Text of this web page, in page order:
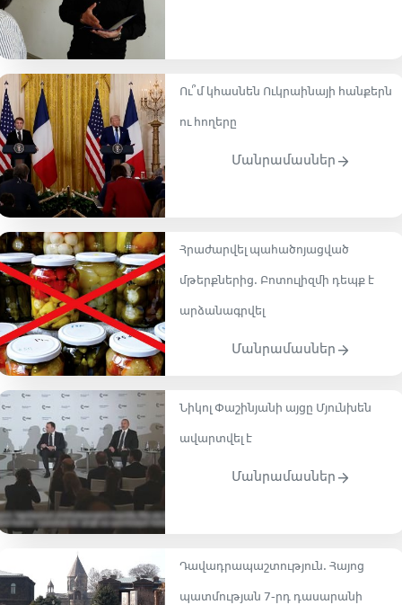
Ու՞մ կհասնեն Ուկրաինայի հանքերն
ու հողերը
Մանրամասներ
Հրաժարվել պահածոյացված
մթերքներից․ Բոտուլիզմի դեպք է
արձանագրվել
Մանրամասներ
Նիկոլ Փաշինյանի այցը Մյունխեն
ավարտվել է
Մանրամասներ
Դավադրապաշտություն․ Հայոց
պատմության 7-րդ դասարանի